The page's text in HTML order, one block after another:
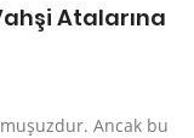
Atalarına
Ancak bu